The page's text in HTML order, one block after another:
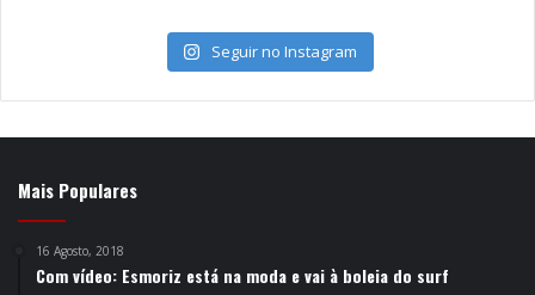
Seguir no Instagram
Mais Populares
16 Agosto, 2018
Com vídeo: Esmoriz está na moda e vai à boleia do surf